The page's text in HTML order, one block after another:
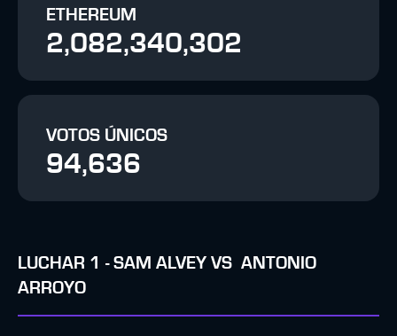
ETHEREUM
2,082,340,302
VOTOS ÚNICOS
94,636
LUCHAR 1 - SAM ALVEY VS ANTONIO
ARROYO